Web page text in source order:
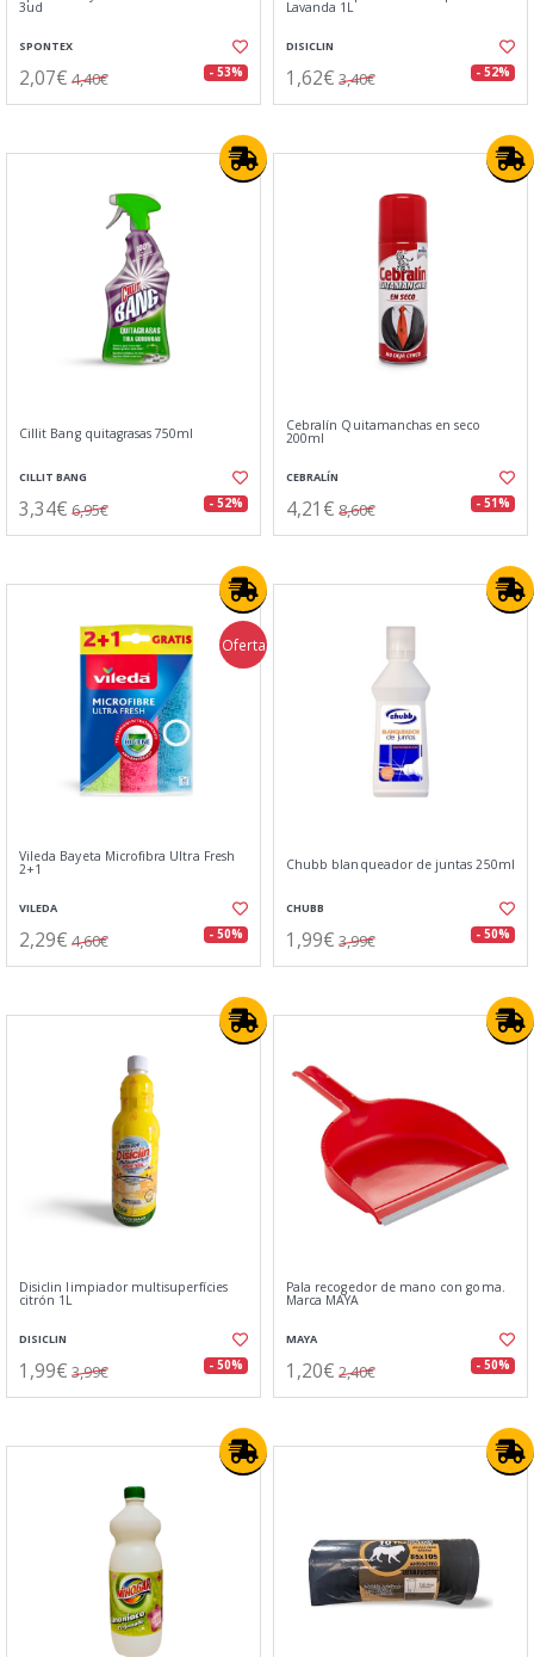
3ud
SPONTEX
2,07€ 4,40€ - 53%
Lavanda 1L
DISICLIN
1,62€ 3,40€ - 52%
Cillit Bang quitagrasas 750ml
CILLIT BANG
3,34€ 6,95€ - 52%
Cebralín Quitamanchas en seco
200ml
CEBRALÍN
4,21€ 8,60€ - 51%
Oferta
Vileda Bayeta Microfibra Ultra Fresh
2+1
VILEDA
2,29€ 4,60€ - 50%
Chubb blanqueador de juntas 250ml
CHUBB
1,99€ 3,99€ - 50%
Disiclin limpiador multisuperfícies
citrón 1L
DISICLIN
1,99€ 3,99€ - 50%
Pala recogedor de mano con goma.
Marca MAYA
MAYA
1,20€ 2,40€ - 50%